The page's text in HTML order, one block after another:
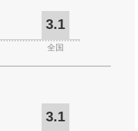
3.1
全国
3.1